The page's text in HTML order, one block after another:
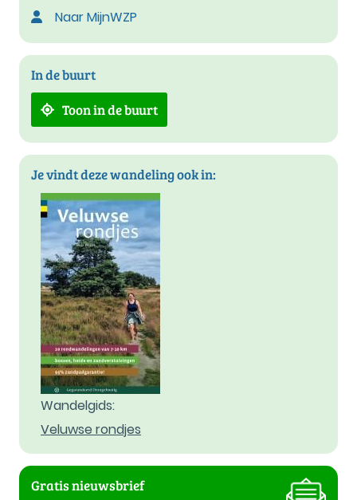
Naar MijnWZP
In de buurt
Toon in de buurt
Je vindt deze wandeling ook in:
Wandelgids:
Veluwse rondjes
Gratis nieuwsbrief